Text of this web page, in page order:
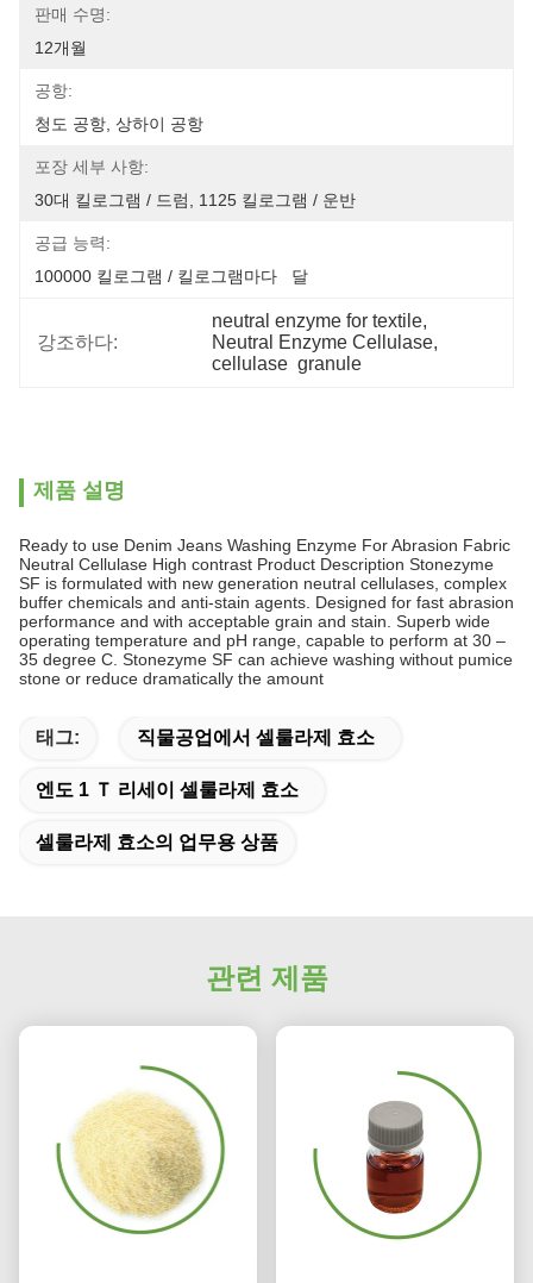
판매 수명:
12개월
공항:
청도 공항, 상하이 공항
포장 세부 사항:
30대 킬로그램 / 드럼, 1125 킬로그램 / 운반
공급 능력:
100000 킬로그램 / 킬로그램마다   달
강조하다:
neutral enzyme for textile,
Neutral Enzyme Cellulase,
cellulase  granule
제품 설명
Ready to use Denim Jeans Washing Enzyme For Abrasion Fabric
Neutral Cellulase High contrast Product Description Stonezyme
SF is formulated with new generation neutral cellulases, complex
buffer chemicals and anti-stain agents. Designed for fast abrasion
performance and with acceptable grain and stain. Superb wide
operating temperature and pH range, capable to perform at 30 –
35 degree C. Stonezyme SF can achieve washing without pumice
stone or reduce dramatically the amount
태그: 직물공업에서 셀룰라제 효소
엔도 1 Ｔ 리세이 셀룰라제 효소
셀룰라제 효소의 업무용 상품
관련 제품